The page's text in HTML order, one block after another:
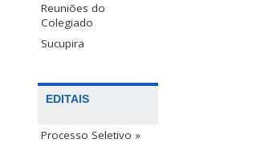
Reuniões do
Colegiado
Sucupira
EDITAIS
Processo Seletivo »